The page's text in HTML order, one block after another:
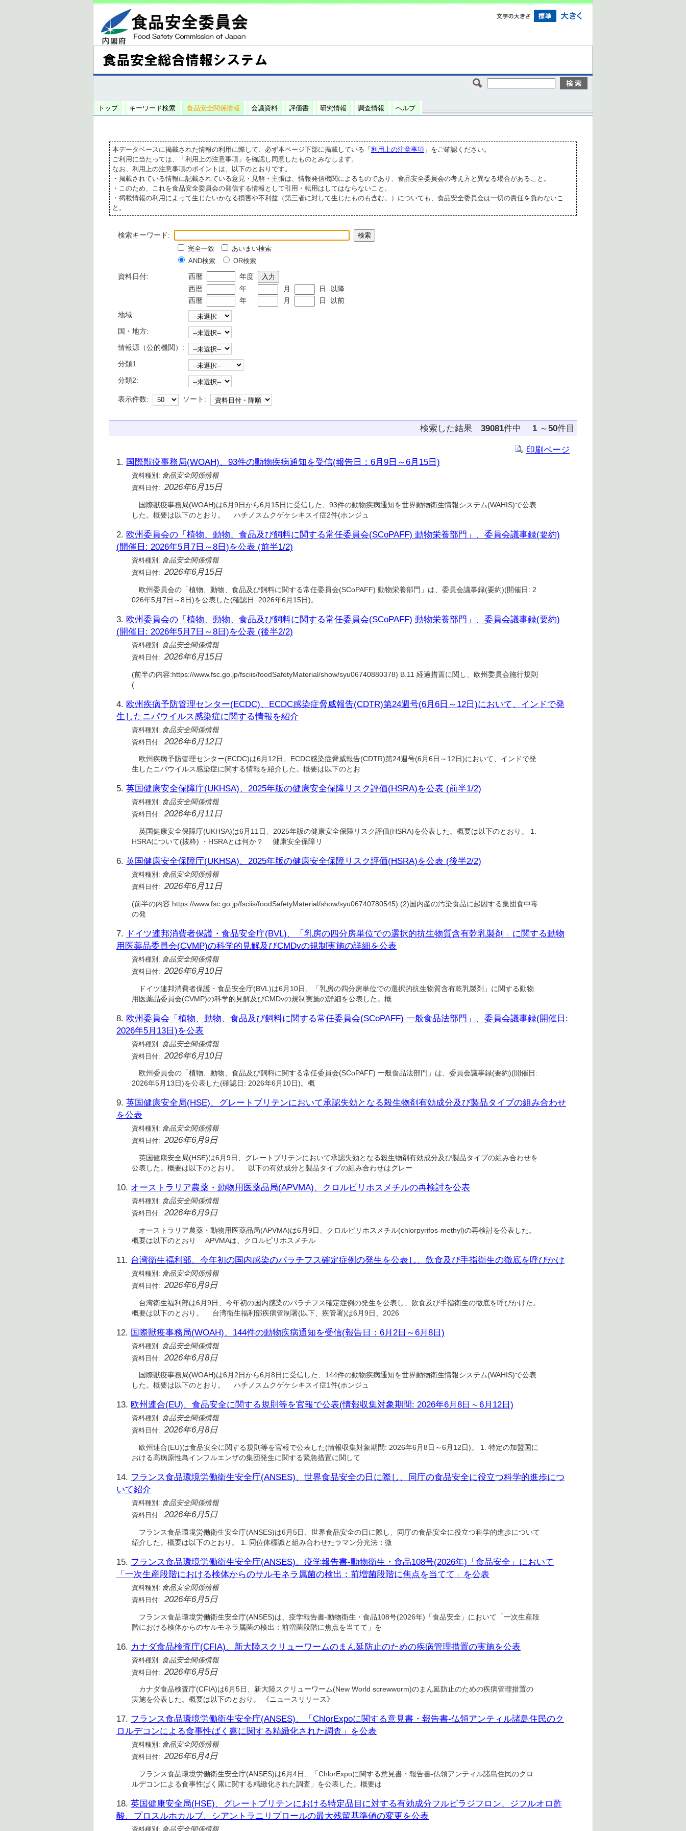
トップ キーワード検索 食品安全関係情報 会議資料 評価書 研究情報 調査情報 ヘルプ
本データベースに掲載された情報の利用に際して、必ず本ページ下部に掲載している「 利用上の注意事項 」をご確認ください。
ご利用に当たっては、「利用上の注意事項」を確認し同意したものとみなします。
なお、利用上の注意事項のポイントは、以下のとおりです。
・掲載されている情報に記載されている意見・見解・主張は、情報発信機関によるものであり、食品安全委員会の考え方と異なる場合があること。
・このため、これを食品安全委員会の発信する情報として引用・転用はしてはならないこと。
・掲載情報の利用によって生じたいかなる損害や不利益（第三者に対して生じたものも含む。）についても、食品安全委員会は一切の責任を負わないこ
と。
検索キーワード:
完全一致
あいまい検索
AND検索
OR検索
資料日付: 西暦
年度
西暦
年 月 日
以降
西暦
年 月 日
以前
地域:
国・地方:
情報源（公的機関）:
分類1:
分類2:
表示件数: ソート:
検索した結果 39081件中 1 ～50件目
印刷ページ
1. 国際獣疫事務局(WOAH)、93件の動物疾病通知を受信(報告日：6月9日～6月15日)
資料種別: 食品安全関係情報
資料日付: 2026年6月15日
国際獣疫事務局(WOAH)は6月9日から6月15日に受信した、93件の動物疾病通知を世界動物衛生情報システム(WAHIS)で公表
した。概要は以下のとおり。 ハチノスムクゲケシキスイ症2件(ホンジュ
2. 欧州委員会の「植物、動物、食品及び飼料に関する常任委員会(SCoPAFF) 動物栄養部門」、委員会議事録(要約)
(開催日: 2026年5月7日～8日)を公表 (前半1/2)
資料種別: 食品安全関係情報
資料日付: 2026年6月15日
欧州委員会の「植物、動物、食品及び飼料に関する常任委員会(SCoPAFF) 動物栄養部門」は、委員会議事録(要約)(開催日: 2
026年5月7日～8日)を公表した(確認日: 2026年6月15日)。
3. 欧州委員会の「植物、動物、食品及び飼料に関する常任委員会(SCoPAFF) 動物栄養部門」、委員会議事録(要約)
(開催日: 2026年5月7日～8日)を公表 (後半2/2)
資料種別: 食品安全関係情報
資料日付: 2026年6月15日
(前半の内容:https://www.fsc.go.jp/fsciis/foodSafetyMaterial/show/syu06740880378) B.11 経過措置に関し、欧州委員会施行規則
(
4. 欧州疾病予防管理センター(ECDC)、ECDC感染症脅威報告(CDTR)第24週号(6月6日～12日)において、インドで発
生したニパウイルス感染症に関する情報を紹介
資料種別: 食品安全関係情報
資料日付: 2026年6月12日
欧州疾病予防管理センター(ECDC)は6月12日、ECDC感染症脅威報告(CDTR)第24週号(6月6日～12日)において、インドで発
生したニパウイルス感染症に関する情報を紹介した。概要は以下のとお
5. 英国健康安全保障庁(UKHSA)、2025年版の健康安全保障リスク評価(HSRA)を公表 (前半1/2)
資料種別: 食品安全関係情報
資料日付: 2026年6月11日
英国健康安全保障庁(UKHSA)は6月11日、2025年版の健康安全保障リスク評価(HSRA)を公表した。概要は以下のとおり。 1.
HSRAについて(抜粋) ・HSRAとは何か？ 健康安全保障リ
6. 英国健康安全保障庁(UKHSA)、2025年版の健康安全保障リスク評価(HSRA)を公表 (後半2/2)
資料種別: 食品安全関係情報
資料日付: 2026年6月11日
(前半の内容:https://www.fsc.go.jp/fsciis/foodSafetyMaterial/show/syu06740780545) (2)国内産の汚染食品に起因する集団食中毒
の発
7.
ドイツ連邦消費者保護・食品安全庁(BVL)、「乳房の四分房単位での選択的抗生物質含有乾乳製剤」に関する動物
用医薬品委員会(CVMP)の科学的見解及びCMDvの規制実施の詳細を公表
資料種別: 食品安全関係情報
資料日付: 2026年6月10日
ドイツ連邦消費者保護・食品安全庁(BVL)は6月10日、「乳房の四分房単位での選択的抗生物質含有乾乳製剤」に関する動物
用医薬品委員会(CVMP)の科学的見解及びCMDvの規制実施の詳細を公表した。概
8. 欧州委員会「植物、動物、食品及び飼料に関する常任委員会(SCoPAFF) 一般食品法部門」、委員会議事録(開催日:
2026年5月13日)を公表
資料種別: 食品安全関係情報
資料日付: 2026年6月10日
欧州委員会の「植物、動物、食品及び飼料に関する常任委員会(SCoPAFF) 一般食品法部門」は、委員会議事録(要約)(開催日:
2026年5月13日)を公表した(確認日: 2026年6月10日)。概
9. 英国健康安全局(HSE)、グレートブリテンにおいて承認失効となる殺生物剤有効成分及び製品タイプの組み合わせ
を公表
資料種別: 食品安全関係情報
資料日付: 2026年6月9日
英国健康安全局(HSE)は6月9日、グレートブリテンにおいて承認失効となる殺生物剤有効成分及び製品タイプの組み合わせを
公表した。概要は以下のとおり。 以下の有効成分と製品タイプの組み合わせはグレー
10. オーストラリア農薬・動物用医薬品局(APVMA)、クロルピリホスメチルの再検討を公表
資料種別: 食品安全関係情報
資料日付: 2026年6月9日
オーストラリア農薬・動物用医薬品局(APVMA)は6月9日、クロルピリホスメチル(chlorpyrifos-methyl)の再検討を公表した。
概要は以下のとおり APVMAは、クロルピリホスメチル
11. 台湾衛生福利部、今年初の国内感染のパラチフス確定症例の発生を公表し、飲食及び手指衛生の徹底を呼びかけ
資料種別: 食品安全関係情報
資料日付: 2026年6月9日
台湾衛生福利部は6月9日、今年初の国内感染のパラチフス確定症例の発生を公表し、飲食及び手指衛生の徹底を呼びかけた。
概要は以下のとおり。 台湾衛生福利部疾病管制署(以下、疾管署)は6月9日、2026
12. 国際獣疫事務局(WOAH)、144件の動物疾病通知を受信(報告日：6月2日～6月8日)
資料種別: 食品安全関係情報
資料日付: 2026年6月8日
国際獣疫事務局(WOAH)は6月2日から6月8日に受信した、144件の動物疾病通知を世界動物衛生情報システム(WAHIS)で公表
した。概要は以下のとおり。 ハチノスムクゲケシキスイ症1件(ホンジュ
13. 欧州連合(EU)、食品安全に関する規則等を官報で公表(情報収集対象期間: 2026年6月8日～6月12日)
資料種別: 食品安全関係情報
資料日付: 2026年6月8日
欧州連合(EU)は食品安全に関する規則等を官報で公表した(情報収集対象期間: 2026年6月8日～6月12日)。 1. 特定の加盟国に
おける高病原性鳥インフルエンザの集団発生に関する緊急措置に関して
14. フランス食品環境労働衛生安全庁(ANSES)、世界食品安全の日に際し、同庁の食品安全に役立つ科学的進歩につ
いて紹介
資料種別: 食品安全関係情報
資料日付: 2026年6月5日
フランス食品環境労働衛生安全庁(ANSES)は6月5日、世界食品安全の日に際し、同庁の食品安全に役立つ科学的進歩について
紹介した。概要は以下のとおり。 1. 同位体標識と組み合わせたラマン分光法：微
15. フランス食品環境労働衛生安全庁(ANSES)、疫学報告書-動物衛生・食品108号(2026年)「食品安全」において
「一次生産段階における検体からのサルモネラ属菌の検出：前増菌段階に焦点を当てて」を公表
資料種別: 食品安全関係情報
資料日付: 2026年6月5日
フランス食品環境労働衛生安全庁(ANSES)は、疫学報告書-動物衛生・食品108号(2026年)「食品安全」において「一次生産段
階における検体からのサルモネラ属菌の検出：前増菌段階に焦点を当てて」を
16. カナダ食品検査庁(CFIA)、新大陸スクリューワームのまん延防止のための疾病管理措置の実施を公表
資料種別: 食品安全関係情報
資料日付: 2026年6月5日
カナダ食品検査庁(CFIA)は6月5日、新大陸スクリューワーム(New World screwworm)のまん延防止のための疾病管理措置の
実施を公表した。概要は以下のとおり。 《ニュースリリース》
17. フランス食品環境労働衛生安全庁(ANSES)、「ChlorExpoに関する意見書・報告書-仏領アンティル諸島住民のク
ロルデコンによる食事性ばく露に関する精緻化された調査」を公表
資料種別: 食品安全関係情報
資料日付: 2026年6月4日
フランス食品環境労働衛生安全庁(ANSES)は6月4日、「ChlorExpoに関する意見書・報告書-仏領アンティル諸島住民のクロ
ルデコンによる食事性ばく露に関する精緻化された調査」を公表した。概要は
18. 英国健康安全局(HSE)、グレートブリテンにおける特定品目に対する有効成分フルピラジフロン、ジフルオロ酢
酸、プロスルホカルブ、シアントラニリプロールの最大残留基準値の変更を公表
資料種別: 食品安全関係情報